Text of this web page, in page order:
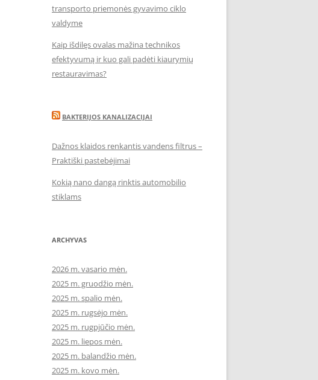
transporto priemonės gyvavimo ciklo
valdyme
Kaip išdilęs ovalas mažina technikos
efektyvumą ir kuo gali padėti kiaurymių
restauravimas?
BAKTERIJOS KANALIZACIJAI
Dažnos klaidos renkantis vandens filtrus –
Praktiški pastebėjimai
Kokią nano dangą rinktis automobilio
stiklams
ARCHYVAS
2026 m. vasario mėn.
2025 m. gruodžio mėn.
2025 m. spalio mėn.
2025 m. rugsėjo mėn.
2025 m. rugpjūčio mėn.
2025 m. liepos mėn.
2025 m. balandžio mėn.
2025 m. kovo mėn.